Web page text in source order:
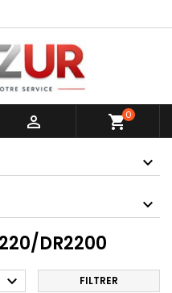
 shopping_cart0
DR2200
 FILTRER